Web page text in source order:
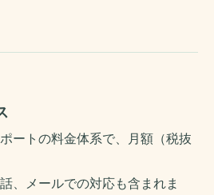
ートの料金体系で、月額（税抜
、メールでの対応も含まれま